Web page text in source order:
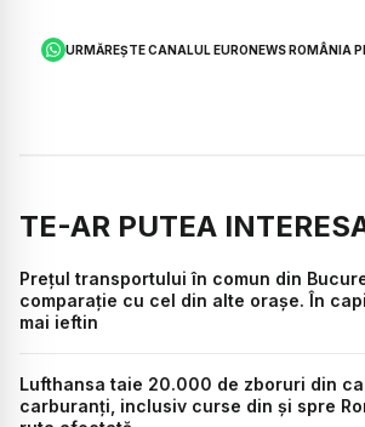
URMĂREȘTE CANALUL EURONEWS ROMÂNIA
TE-AR PUTEA
Prețul transportului în comun din
comparație cu cel din alte orașe. În
mai ieftin
Lufthansa taie 20.000 de zboruri din
carburanți, inclusiv curse din și spre